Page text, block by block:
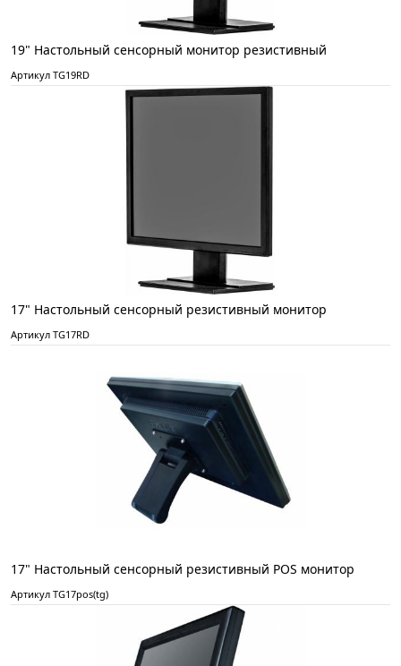
19" Настольный сенсорный монитор резистивный
Артикул TG19RD
17" Настольный сенсорный резистивный монитор
Артикул TG17RD
17" Настольный сенсорный резистивный POS монитор
Артикул TG17pos(tg)